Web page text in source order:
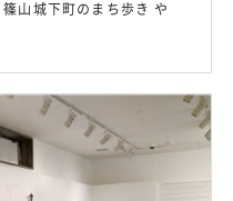
山城下町のまち歩き や